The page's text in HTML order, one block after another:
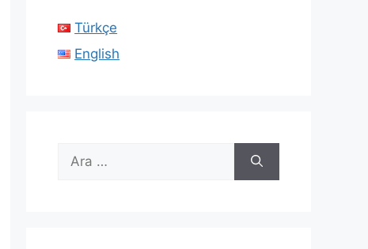
Türkçe
English
için